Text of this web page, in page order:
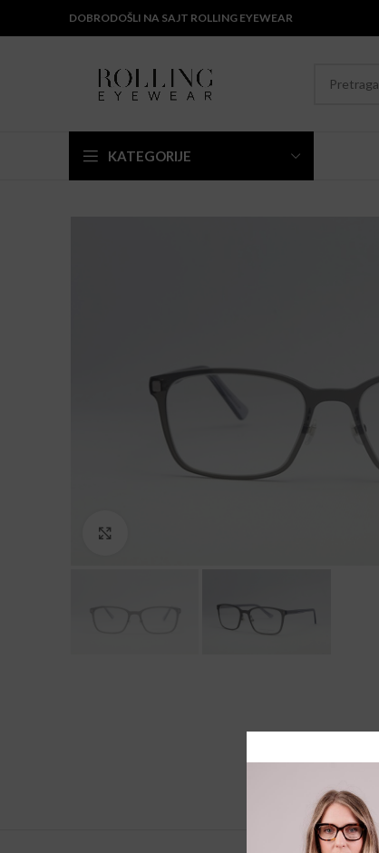
DOBRODOŠLI NA SAJT ROLLING EYEWEAR
KATEGORIJE